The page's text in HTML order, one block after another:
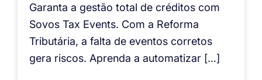
Garanta a gestão total de créditos com
Sovos Tax Events. Com a Reforma
Tributária, a falta de eventos corretos
gera riscos. Aprenda a automatizar […]